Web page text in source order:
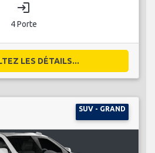
login
4 Porte
LES DÉTAILS...
SUV - GRAND